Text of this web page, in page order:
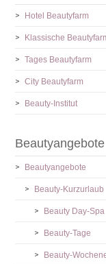
Hotel Beautyfarm
Klassische
Tages Beautyfarm
City Beautyfarm
Beauty-Institut
Beautyangebote
Beautyangebote
Beauty-Kurzurlaub
Beauty Day-Spa
Beauty-Tage
Beauty-